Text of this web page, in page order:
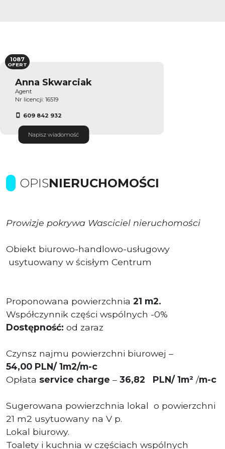
Anna Skwarciak
Agent
Nr licencji: 16519
609 842 932
Napisz wiadomość
1087
OFERT
OPISNIERUCHOMOŚCI
Prowizje pokrywa Wasciciel nieruchomości
Obiekt biurowo-handlowo-usługowy
usytuowany w ścisłym Centrum
Proponowana powierzchnia 21 m2.
Współczynnik części wspólnych -0%
Dostępność: od zaraz
Czynsz najmu powierzchni biurowej –
54,00 PLN/ 1m2/m-c
Opłata service charge – 36,82 PLN/ 1m² /m-c
Sugerowana powierzchnia lokal o powierzchni
21 m2 usytuowany na V p.
Lokal biurowy.
Toalety i kuchnia w częściach wspólnych